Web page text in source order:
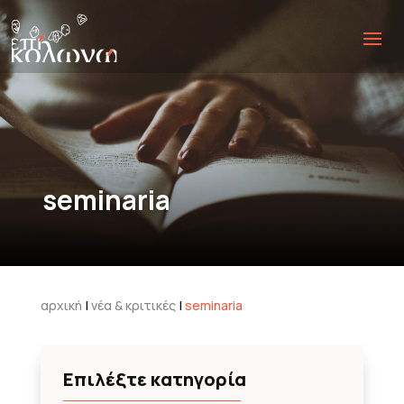
seminaria
αρχική | νέα & κριτικές| seminaria
Επιλέξτε κατηγορία